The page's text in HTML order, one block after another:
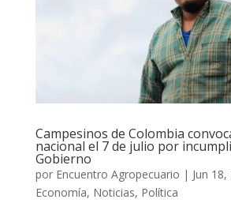
Campesinos de Colombia
nacional el 7 de julio por
Gobierno
por Encuentro Agropecuario | Jun
Economía, Noticias, Política